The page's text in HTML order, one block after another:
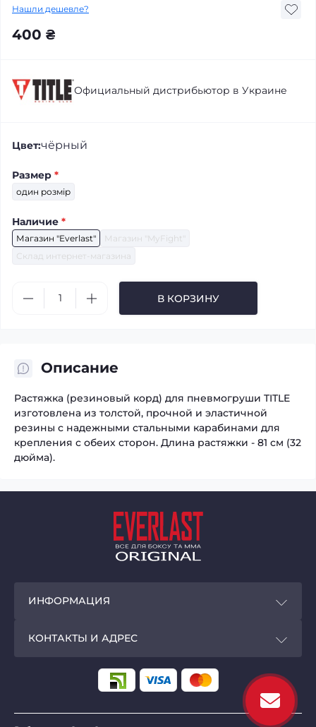
Нашли дешевле?
400 ₴
Официальный дистрибьютор в Украине
Цвет:чёрный
Размер *
один розмір
Наличие *
Магазин "Everlast"
Магазин "MyFight"
Склад интернет-магазина
В КОРЗИНУ
Описание
Растяжка (резиновый корд) для пневмогруши TITLE
изготовлена из толстой, прочной и эластичной
резины с надежными стальными карабинами для
крепления с обеих сторон. Длина растяжки - 81 см (32
дюйма).
ИНФОРМАЦИЯ
Доставка и оплата
КОНТАКТЫ И АДРЕС
ул. Большая Васильковская, 72, ТЦ